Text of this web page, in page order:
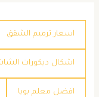
اسعار ترميم الشقق
اشكال ديكورات
افضل معلم بويا